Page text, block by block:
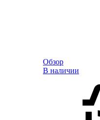
Обзор
В наличии